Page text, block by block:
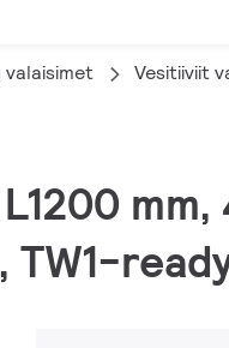
valaisimet Vesitiiviit